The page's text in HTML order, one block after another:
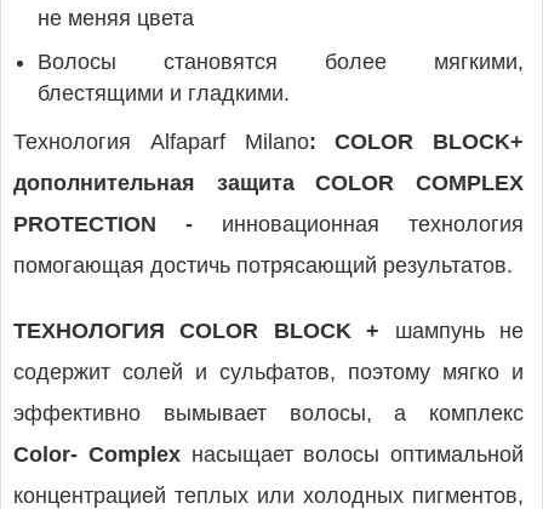
не меняя цвета
Волосы становятся более мягкими,
блестящими и гладкими.
Технология Alfaparf Milano: COLOR BLOCK+
дополнительная защита COLOR COMPLEX
PROTECTION - инновационная технология
помогающая достичь потрясающий результатов.
ТЕХНОЛОГИЯ COLOR BLOCK + шампунь не
содержит солей и сульфатов, поэтому мягко и
эффективно вымывает волосы, а комплекс
Color- Complexнасыщает волосы оптимальной
концентрацией теплых или холодных пигментов,